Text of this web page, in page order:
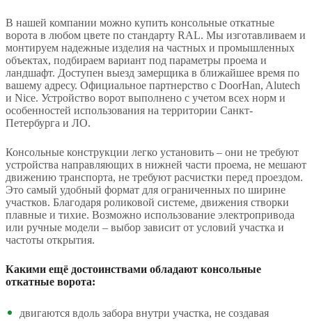
В нашей компании можно купить консольные откатные
ворота в любом цвете по стандарту RAL. Мы изготавливаем и
монтируем надежные изделия на частных и промышленных
объектах, подбираем вариант под параметры проема и
ландшафт. Доступен выезд замерщика в ближайшее время по
вашему адресу. Официальное партнерство с DoorHan, Alutech
и Nice. Устройство ворот выполнено с учетом всех норм и
особенностей использования на территории Санкт-
Петербурга и ЛО.
Консольные конструкции легко установить – они не требуют
устройства направляющих в нижней части проема, не мешают
движению транспорта, не требуют расчистки перед проездом.
Это самый удобный формат для ограниченных по ширине
участков. Благодаря роликовой системе, движения створки
плавные и тихие. Возможно использование электропривода
или ручные модели – выбор зависит от условий участка и
частоты открытия.
Какими ещё достоинствами обладают консольные
откатные ворота:
двигаются вдоль забора внутри участка, не создавая